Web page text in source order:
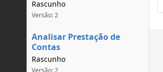
Rascunho
Versão: 2
Analisar Prestação de
Contas
Rascunho
Versão: 2